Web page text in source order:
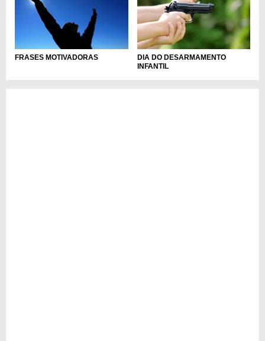
FRASES MOTIVADORAS
DIA DO DESARMAMENTO
INFANTIL